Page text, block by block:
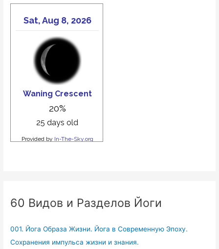
60 Видов и Разделов Йоги
001. Йога Образа Жизни. Йога в Современную Эпоху.
Сохранения импульса жизни и знания.